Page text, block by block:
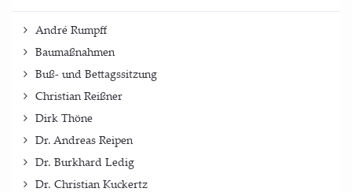
André Rumpff
Baumaßnahmen
Buß- und Bettagssitzung
Christian Reißner
Dirk Thöne
Dr. Andreas Reipen
Dr. Burkhard Ledig
Dr. Christian Kuckertz